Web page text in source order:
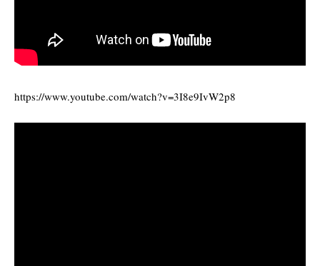
https://www.youtube.com/watch?v=3I8e9IvW2p8